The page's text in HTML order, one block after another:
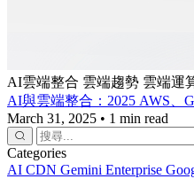
AI雲端整合 雲端趨勢 雲端運
AI與雲端整合：2025 AWS、
March 31, 2025 • 1 min read
Categories
AI CDN Gemini Enterprise